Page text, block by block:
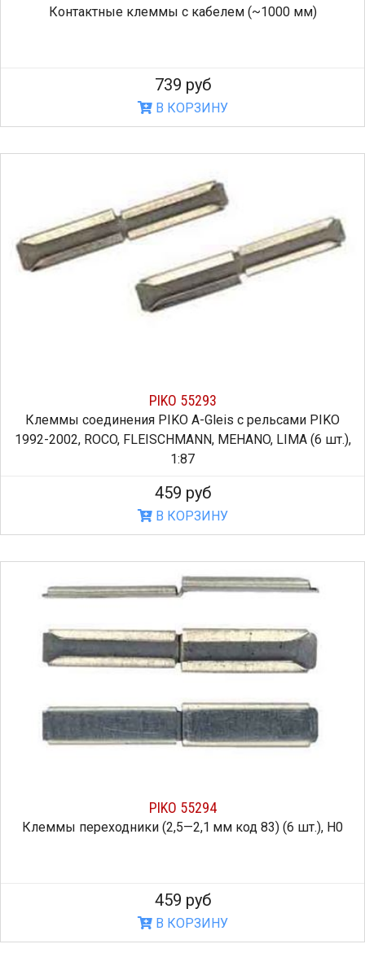
Контактные клеммы с кабелем (~1000 мм)
739 руб
В КОРЗИНУ
PIKO 55293
Клеммы соединения PIKO A-Gleis с рельсами PIKO
1992-2002, ROCO, FLEISCHMANN, MEHANO, LIMA (6 шт.),
1:87
459 руб
В КОРЗИНУ
PIKO 55294
Клеммы переходники (2,5—2,1 мм код 83) (6 шт.), H0
459 руб
В КОРЗИНУ